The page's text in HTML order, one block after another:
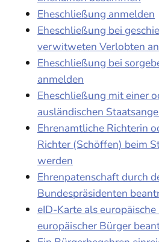
Eheschließung anmelden
Eheschließung bei
verwitweten Verlobten
Eheschließung bei
anmelden
Eheschließung mit einer
ausländischen
Ehrenamtliche Richterin
Richter (Schöffen) beim
werden
Ehrenpatenschaft durch
Bundespräsidenten
eID-Karte als
europäischer Bürger